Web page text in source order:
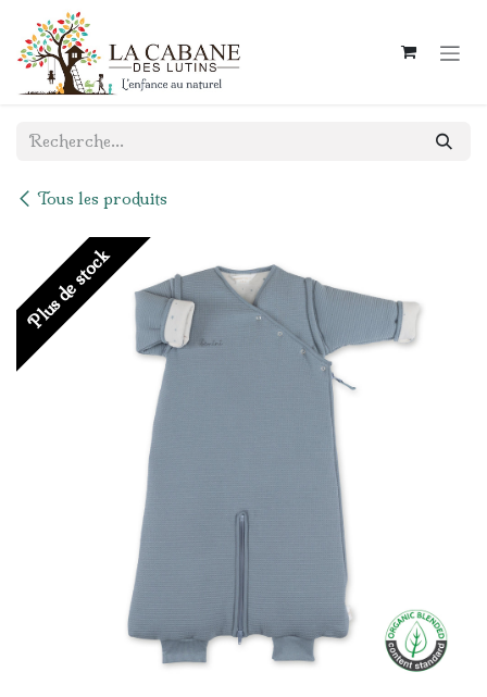
Se rendre au contenu
Tous les produits
Plus de stock